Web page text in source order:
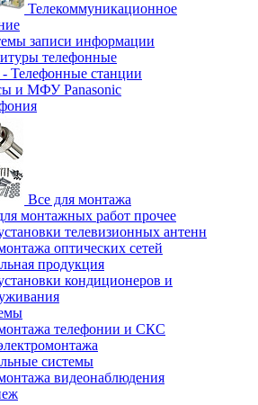
Телекоммуникационное
записи информации
телефонные
Телефонные станции
и МФУ Panasonic
Все для монтажа
монтажных работ прочее
телевизионных антенн
оптических сетей
продукция
кондиционеров и
телефонии и СКС
системы
видеонаблюдения